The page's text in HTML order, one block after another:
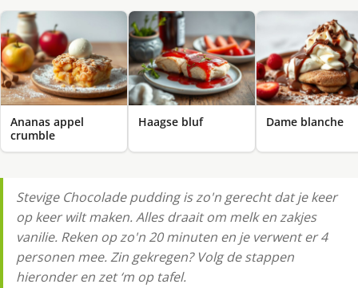
Ananas appel
crumble
Haagse bluf Dame blanche
Stevige Chocolade pudding is zo'n gerecht dat je keer
op keer wilt maken. Alles draait om melk en zakjes
vanilie. Reken op zo'n 20 minuten en je verwent er 4
personen mee. Zin gekregen? Volg de stappen
hieronder en zet ‘m op tafel.